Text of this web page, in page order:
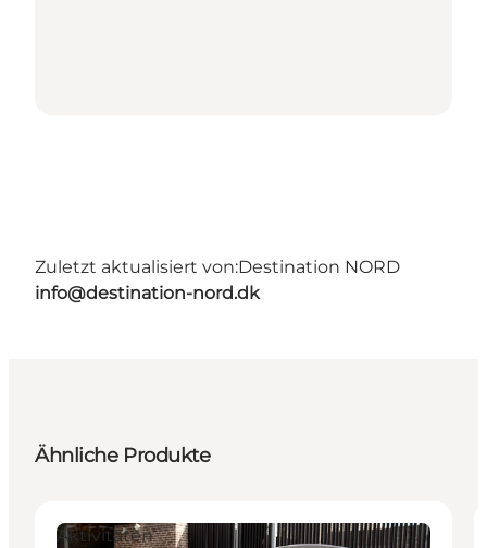
Zuletzt aktualisiert von:Destination NORD
info@destination-nord.dk
Ähnliche Produkte
Aktivitäten